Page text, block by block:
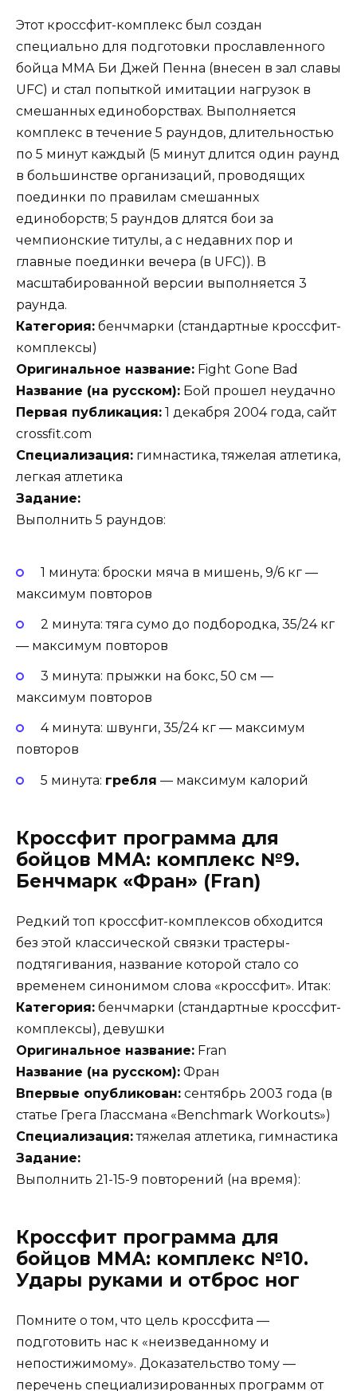
Этот кроссфит-комплекс был создан
специально для подготовки прославленного
бойца ММА Би Джей Пенна (внесен в зал славы
UFC) и стал попыткой имитации нагрузок в
смешанных единоборствах. Выполняется
комплекс в течение 5 раундов, длительностью
по 5 минут каждый (5 минут длится один раунд
в большинстве организаций, проводящих
поединки по правилам смешанных
единоборств; 5 раундов длятся бои за
чемпионские титулы, а с недавних пор и
главные поединки вечера (в UFC)). В
масштабированной версии выполняется 3
раунда.
Категория: бенчмарки (стандартные кроссфит-
комплексы)
Оригинальное название: Fight Gone Bad
Название (на русском): Бой прошел неудачно
Первая публикация: 1 декабря 2004 года, сайт
crossfit.com
Специализация: гимнастика, тяжелая атлетика,
легкая атлетика
Задание:
Выполнить 5 раундов:
1 минута: броски мяча в мишень, 9/6 кг —
максимум повторов
2 минута: тяга сумо до подбородка, 35/24 кг
— максимум повторов
3 минута: прыжки на бокс, 50 см —
максимум повторов
4 минута: швунги, 35/24 кг — максимум
повторов
5 минута: гребля — максимум калорий
Кроссфит программа для
бойцов ММА: комплекс №9.
Бенчмарк «Фран» (Fran)
Редкий топ кроссфит-комплексов обходится
без этой классической связки трастеры-
подтягивания, название которой стало со
временем синонимом слова «кроссфит». Итак:
Категория: бенчмарки (стандартные кроссфит-
комплексы), девушки
Оригинальное название: Fran
Название (на русском): Фран
Впервые опубликован: сентябрь 2003 года (в
статье Грега Глассмана «Benchmark Workouts»)
Специализация:тяжелая атлетика, гимнастика
Задание:
Выполнить 21-15-9 повторений (на время):
Кроссфит программа для
бойцов ММА: комплекс №10.
Удары руками и отброс ног
Помните о том, что цель кроссфита —
подготовить нас к «неизведанному и
непостижимому». Доказательство тому —
перечень специализированных программ от